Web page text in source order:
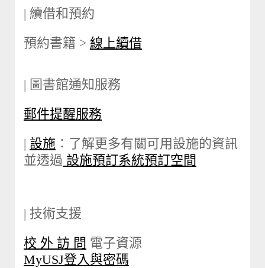
| 續借和預約
預約書籍 > 線上續借
| 圖書館通知服務
郵件提醒服務
| 設施 ：了解更多有關可用設施的資訊
並透過 設施預訂系統預訂空間
| 技術支援
校 外 訪 問 電子資源
MyUSJ登入與密碼